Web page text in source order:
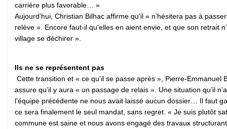
carrière plus favorable… »
Aujourd’hui, Christian Bilhac affirme qu’il « n’hésitera pas à
relève ». Encore faut-il qu’elles en aient envie, et que son retrait
village se déchirer ».
Ils ne se représentent pas
Cette transition et « ce qu’il se passe après », Pierre-
assure qu’il y aura « un passage de relais ». Une situation qu’il
l’équipe précédente ne nous avait laissé aucun dossier… Il faut
ce sera finalement le seul mandat, sans regret. « Je suis plutôt
commune est saine et nous avons engagé des travaux